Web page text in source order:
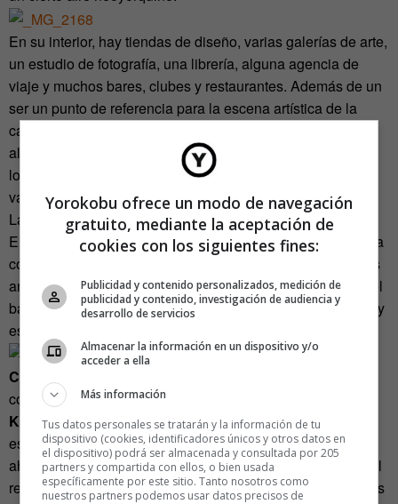
En su interior, hay tiendas de diseño, varias galerías de arte,
un estudio de fotografía, una librería, alguna agencia de
viaje y muchos bares, clubes y restaurantes. Además de un
ser un punto de referencia para la escena artística de la
capital rusa, también funciona como polo comercial
alternativo. Su terraza es muy cotizada entre los hipsters y
los expats que viven en Moscú y en el patio acontecen
varios eventos culturales, como el Festival de Cine
Latinoamericano.
En España también hay una fabrica de chocolate habilitada
como centro cultural. Está en Zaragoza y da cobijo a varios
artistas. La antigua fábrica de chocolatesZorraquino
, en el
barrio de Jesús, es un centro de creación, local de ensayo y
espacio para distintas actividades creativas.
Carla Giampaolo
coreógrafa, diseñadora y doctora en Ciencias Naturales, y
Karlos Herrero,donostiarra, titiritero, director de teatro y
escenógrafo, se encargaron de la reestructuración, hace
ahora cuatro años. Las obras duraron un año, todo 2011. El
resultado: una sala principal de unos 150 metros cuadrados
Yorokobu ofrece un modo de navegación
gratuito, mediante la aceptación de
cookies con los siguientes fines:
Publicidad y contenido personalizados, medición de
publicidad y contenido, investigación de audiencia y
desarrollo de servicios
Almacenar la información en un dispositivo y/o
acceder a ella
Más información
Tus datos personales se tratarán y la información de tu
dispositivo (cookies, identificadores únicos y otros datos en
el dispositivo) podrá ser almacenada y consultada por 205
partners y compartida con ellos, o bien usada
específicamente por este sitio. Tanto nosotros como
nuestros partners podemos usar datos precisos de